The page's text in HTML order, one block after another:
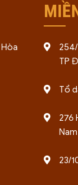
TP
Tổ
276
Nam
23/